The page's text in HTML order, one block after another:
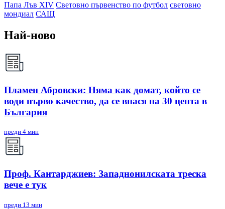
Папа Лъв XIV Световно първенство по футбол световно
мондиал САЩ
Най-ново
Пламен Абровски: Няма как домат, който се
води първо качество, да се внася на 30 цента в
България
преди 4 мин
Проф. Кантарджиев: Западнонилската треска
вече е тук
преди 13 мин